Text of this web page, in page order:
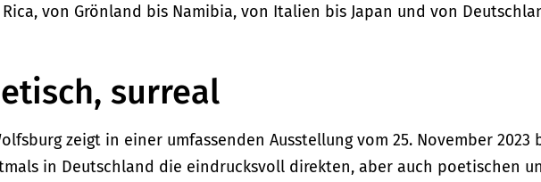
von Grönland bis Namibia, von Italien bis Japan und von
surreal
zeigt in einer umfassenden Ausstellung vom 25. November 2023
in Deutschland die eindrucksvoll direkten, aber auch poetischen